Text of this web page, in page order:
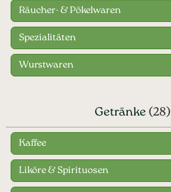
Räucher- & Pökelwaren
Spezialitäten
Wurstwaren
Getränke (28)
Kaffee
Liköre & Spirituosen